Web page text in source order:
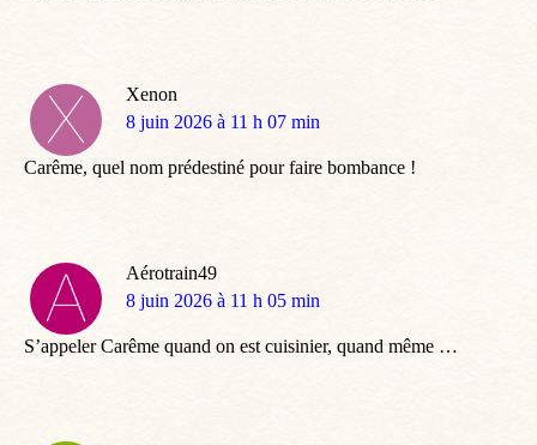
Xenon
dit
8 juin 2026 à 11 h 07 min
Carême, quel nom prédestiné pour faire bombance !
Aérotrain49
dit
8 juin 2026 à 11 h 05 min
S’appeler Carême quand on est cuisinier, quand même …